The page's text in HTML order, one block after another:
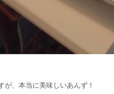
が、本当に美味しいあんず！